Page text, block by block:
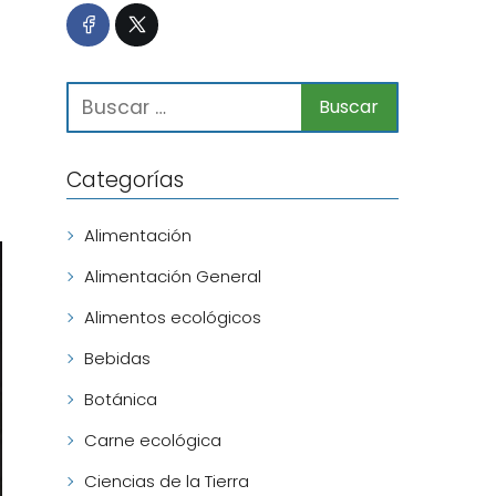
Categorías
Alimentación
Alimentación General
Alimentos ecológicos
Bebidas
Botánica
Carne ecológica
Ciencias de la Tierra